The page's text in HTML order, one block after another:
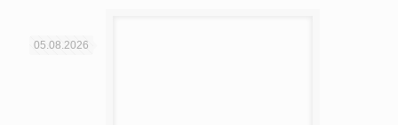
05.08.2026